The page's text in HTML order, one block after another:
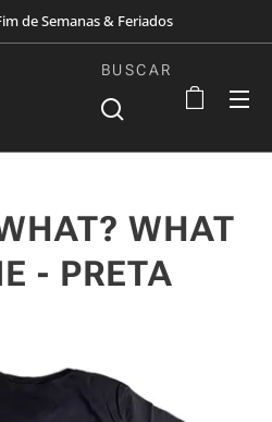
de Semanas & Feriados
BUSCAR
WHAT
- PRETA